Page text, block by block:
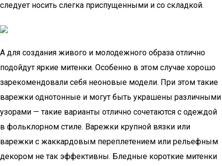
следует носить слегка приспущенными и со складкой.
А для создания живого и молодежного образа отлично
подойдут яркие митенки. Особенно в этом случае хорошо
зарекомендовали себя неоновые модели. При этом такие
варежки однотонные и могут быть украшены различными
узорами — такие варианты отлично сочетаются с одеждой
в фольклорном стиле. Варежки крупной вязки или
варежки с жаккардовым переплетением или рельефным
декором не так эффективны. Бледные короткие митенки